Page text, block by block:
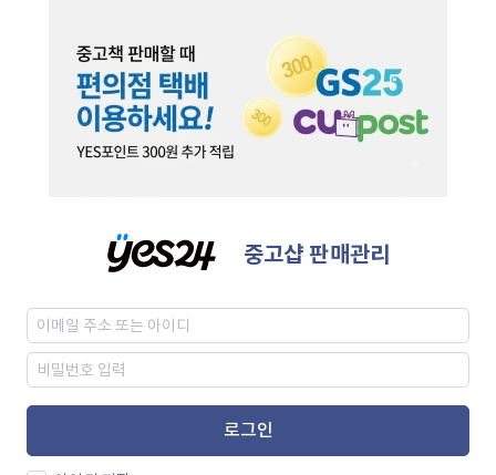
중고샵 판매관리
로그인